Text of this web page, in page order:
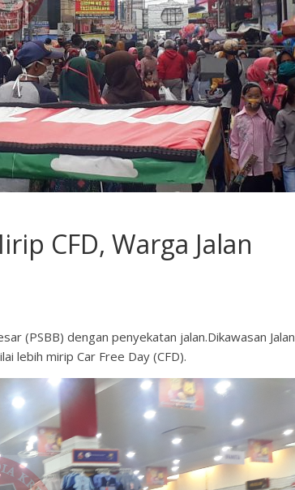
CFD, Warga Jalan
(PSBB) dengan penyekatan jalan.Dikawasan Jalan
lebih mirip Car Free Day (CFD).